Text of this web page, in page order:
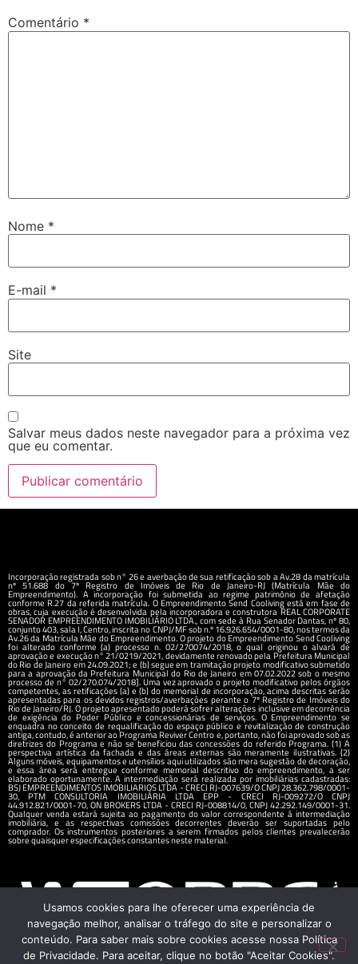
Comentário *
Nome *
E-mail *
Site
Salvar meus dados neste navegador para a próxima vez
que eu comentar.
Incorporação registrada sob n° 26 e averbação de sua retificação sob a Av.28 da matrícula
nº 51.688 do 7º Registro de Imóveis de Rio de Janeiro-RJ (Matrícula Mãe do
Empreendimento). A incorporação foi submetida ao regime patrimônio de afetação
conforme R.27 da referida matrícula. O Empreendimento Send Cooliving está em fase de
obras, cuja execução é desenvolvida pela incorporadora e construtora REAL CORPORATE
SENADOR EMPREENDIMENTO IMOBILIÁRIO LTDA., com sede à Rua Senador Dantas, nº 80,
conjunto 403, sala I, Centro, inscrita no CNPJ/MF sob n.º 16.926.654/0001-80, nos termos da
Av.26 da Matrícula Mãe do Empreendimento. O projeto do Empreendimento Send Cooliving
foi alterado conforme (a) processo n. 02/270074/2018, o qual originou o alvará de
aprovação e execução n° 21/0219/2021, devidamente renovado pela Prefeitura Municipal
do Rio de Janeiro em 24.09.2021; e (b) segue em tramitação projeto modificativo submetido
para a aprovação da Prefeitura Municipal do Rio de Janeiro em 07.02.2022 sob o mesmo
processo de n° 02/270.074/2018]. Uma vez aprovado o projeto modificativo pelos órgãos
competentes, as retificações (a) e (b) do memorial de incorporação, acima descritas serão
apresentadas para os devidos registros/averbações perante o 7º Registro de Imóveis do
Rio de Janeiro/RJ. O projeto apresentado poderá sofrer alterações inclusive em decorrência
de exigência do Poder Público e concessionárias de serviços. O Empreendimento se
enquadra no conceito de requalificação do espaço público e revitalização de construção
antiga, contudo, é anterior ao Programa Reviver Centro e, portanto, não foi aprovado sob as
diretrizes do Programa e não se beneficiou das concessões do referido Programa. (1) A
perspectiva artística da fachada e das áreas externas são meramente ilustrativas. (2)
Alguns móveis, equipamentos e utensílios aqui utilizados são mera sugestão de decoração,
e essa área será entregue conforme memorial descritivo do empreendimento, a ser
elaborado oportunamente. A intermediação será realizada por imobiliárias cadastradas:
BSJ EMPREENDIMENTOS IMOBILIARIOS LTDA - CRECI RJ-007639/O CNPJ 28.362.798/0001-
30, PTM CONSULTORIA IMOBILIÁRIA LTDA EPP - CRECI RJ-009272/O CNPJ
44.912.821/0001-70, ON BROKERS LTDA - CRECI RJ-008814/0, CNPJ 42.292.149/0001-31.
Qualquer venda estará sujeita ao pagamento do valor correspondente à intermediação
imobiliária, e as respectivas comissões decorrentes deverão ser suportadas pelo
comprador. Os instrumentos posteriores a serem firmados pelos clientes prevalecerão
sobre quaisquer especificações constantes neste material.
Usamos cookies para lhe oferecer uma experiência de
navegação melhor, analisar o tráfego do site e personalizar o
conteúdo. Para saber mais sobre cookies acesse nossa Política
de Privacidade. Para aceitar, clique no botão "Aceitar Cookies".